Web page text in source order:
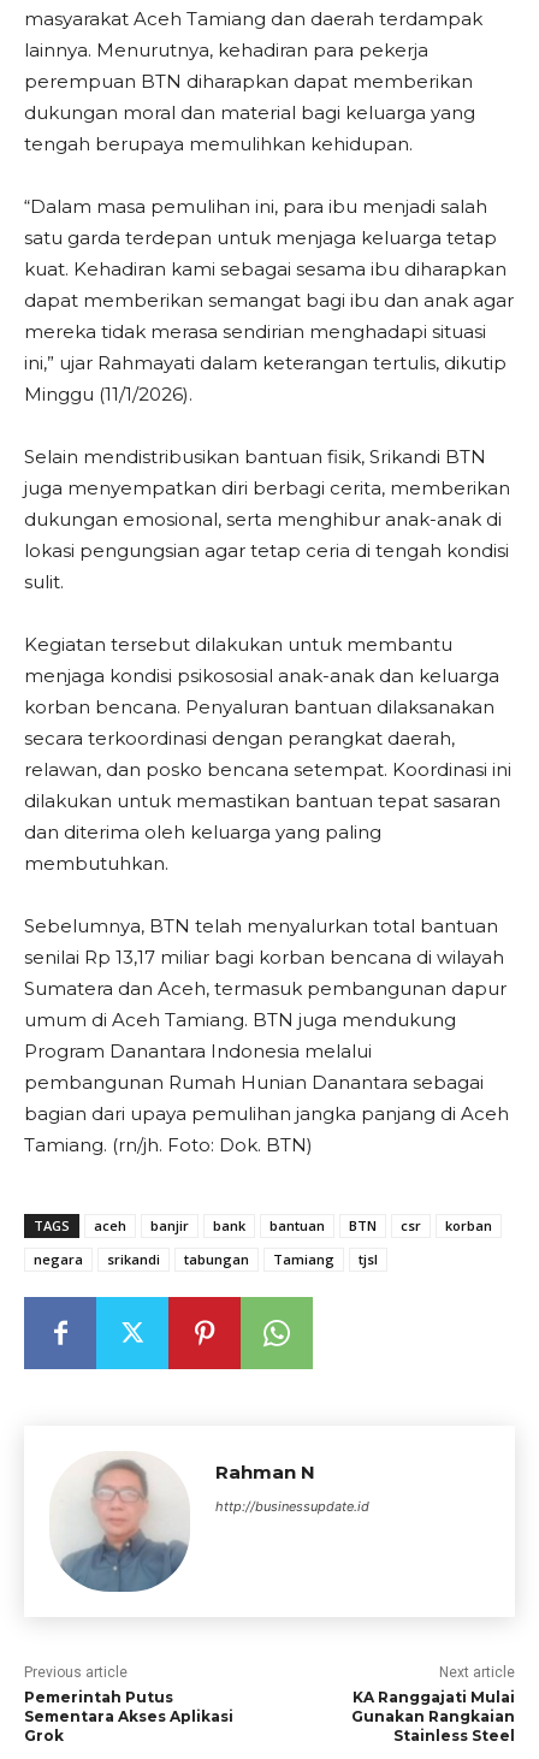
masyarakat Aceh Tamiang dan daerah terdampak
lainnya. Menurutnya, kehadiran para pekerja
perempuan BTN diharapkan dapat memberikan
dukungan moral dan material bagi keluarga yang
tengah berupaya memulihkan kehidupan.
“Dalam masa pemulihan ini, para ibu menjadi salah
satu garda terdepan untuk menjaga keluarga tetap
kuat. Kehadiran kami sebagai sesama ibu diharapkan
dapat memberikan semangat bagi ibu dan anak agar
mereka tidak merasa sendirian menghadapi situasi
ini,” ujar Rahmayati dalam keterangan tertulis, dikutip
Minggu (11/1/2026).
Selain mendistribusikan bantuan fisik, Srikandi BTN
juga menyempatkan diri berbagi cerita, memberikan
dukungan emosional, serta menghibur anak-anak di
lokasi pengungsian agar tetap ceria di tengah kondisi
sulit.
Kegiatan tersebut dilakukan untuk membantu
menjaga kondisi psikososial anak-anak dan keluarga
korban bencana. Penyaluran bantuan dilaksanakan
secara terkoordinasi dengan perangkat daerah,
relawan, dan posko bencana setempat. Koordinasi ini
dilakukan untuk memastikan bantuan tepat sasaran
dan diterima oleh keluarga yang paling
membutuhkan.
Sebelumnya, BTN telah menyalurkan total bantuan
senilai Rp 13,17 miliar bagi korban bencana di wilayah
Sumatera dan Aceh, termasuk pembangunan dapur
umum di Aceh Tamiang. BTN juga mendukung
Program Danantara Indonesia melalui
pembangunan Rumah Hunian Danantara sebagai
bagian dari upaya pemulihan jangka panjang di Aceh
Tamiang. (rn/jh. Foto: Dok. BTN)
TAGS aceh banjir bank bantuan BTN csr
korban
negara
srikandi tabungan Tamiang tjsl
Rahman N
http://businessupdate.id
Previous article
Pemerintah Putus
Sementara Akses Aplikasi
Grok
Next article
KA Ranggajati Mulai
Gunakan Rangkaian
Stainless Steel